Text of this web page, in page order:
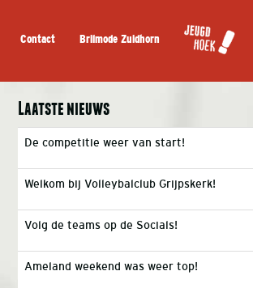
Contact Brilmode Zuidhorn
Laatste nieuws
De competitie weer van start!
Welkom bij Volleybalclub Grijpskerk!
Volg de teams op de Socials!
Ameland weekend was weer top!